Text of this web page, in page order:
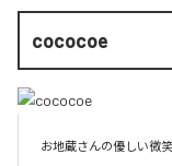
cococoe
お地蔵さんの優しい微